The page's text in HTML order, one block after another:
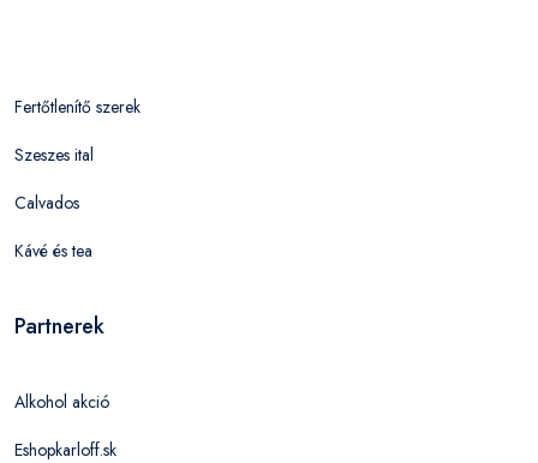
Fertőtlenítő szerek
Szeszes ital
Calvados
Kávé és tea
Partnerek
Alkohol akció
Eshopkarloff.sk